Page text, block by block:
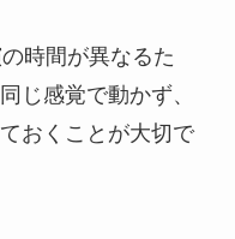
時間が異なるた
じ感覚で動かず、
おくことが大切で